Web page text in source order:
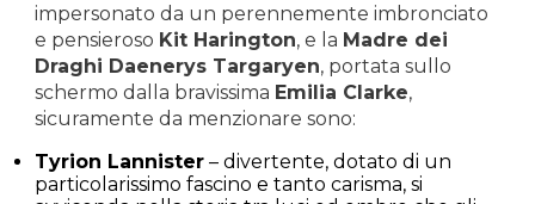
impersonato da un perennemente imbronciato
e pensieroso Kit Harington, e la Madre dei
Draghi Daenerys Targaryen, portata sullo
schermo dalla bravissima Emilia Clarke,
sicuramente da menzionare sono:
Tyrion Lannister– divertente, dotato di un
particolarissimo fascino e tanto carisma, si